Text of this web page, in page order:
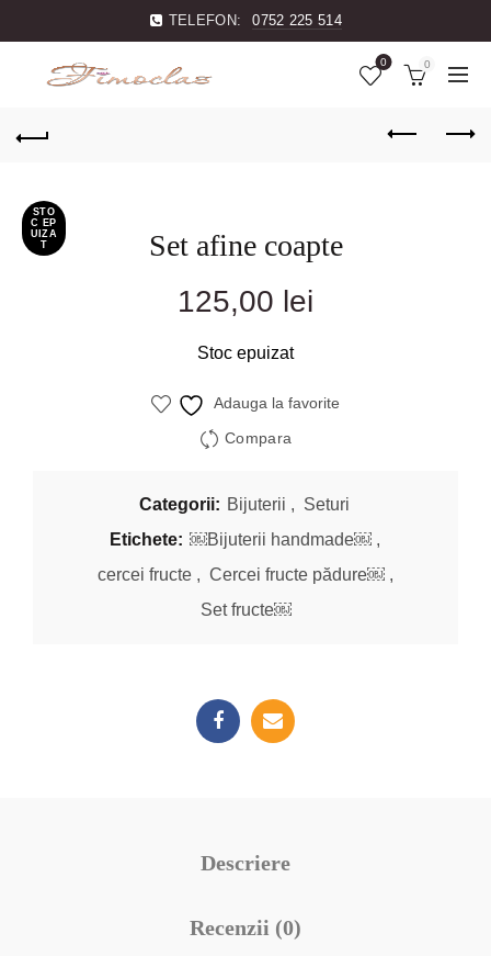
TELEFON: 0752 225 514
0 0
STO
C EP
UIZA
T
Set afine coapte
125,00 lei
Stoc epuizat
Adauga la favorite
Compara
Categorii: Bijuterii , Seturi
Etichete: ￼Bijuterii handmade￼ ,
cercei fructe , Cercei fructe pădure￼ ,
Set fructe￼
Descriere
Recenzii (0)